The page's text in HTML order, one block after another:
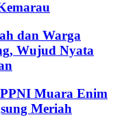
dan Warga
Wujud Nyata
Muara Enim
Meriah